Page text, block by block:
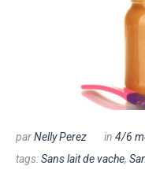
parNelly Perez in 4/6
tags:Sans lait de vache,